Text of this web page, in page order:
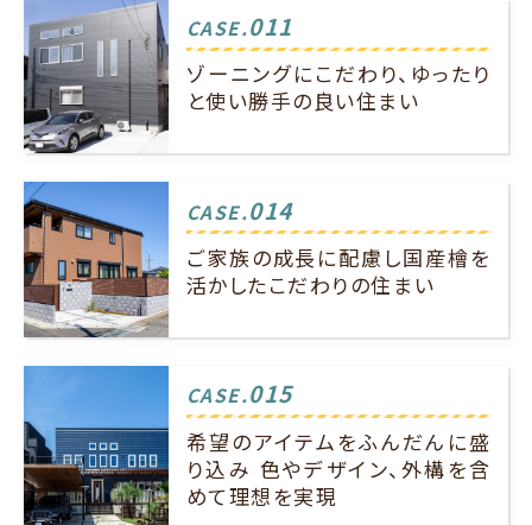
CASE.011
ゾーニングにこだわり、ゆったり
と使い勝手の良い住まい
CASE.014
ご家族の成長に配慮し国産檜を
活かしたこだわりの住まい
CASE.015
希望のアイテムをふんだんに盛
り込み 色やデザイン、外構を含
めて理想を実現